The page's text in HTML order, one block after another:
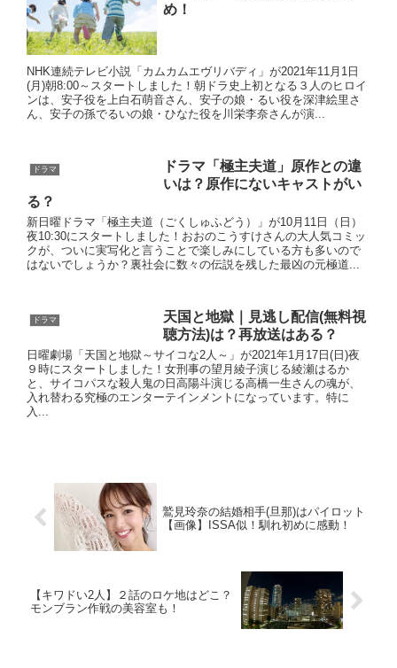
め！
NHK連続テレビ小説「カムカムエヴリバディ」が2021年11月1日
(月)朝8:00～スタートしました！朝ドラ史上初となる３人のヒロイ
ンは、安子役を上白石萌音さん、安子の娘・るい役を深津絵里さ
ん、安子の孫でるいの娘・ひなた役を川栄李奈さんが演...
ドラマ
ドラマ「極主夫道」原作との違
いは？原作にないキャストがい
る？
新日曜ドラマ「極主夫道（ごくしゅふどう）」が10月11日（日）
夜10:30にスタートしました！おおのこうすけさんの大人気コミッ
クが、ついに実写化と言うことで楽しみにしている方も多いので
はないでしょうか？裏社会に数々の伝説を残した最凶の元極道...
ドラマ
天国と地獄｜見逃し配信(無料視
聴方法)は？再放送はある？
日曜劇場「天国と地獄～サイコな2人～」が2021年1月17日(日)夜
９時にスタートしました！女刑事の望月綾子演じる綾瀬はるか
と、サイコパスな殺人鬼の日高陽斗演じる高橋一生さんの魂が、
入れ替わる究極のエンターテインメントになっています。特に
入...
鷲見玲奈の結婚相手(旦那)はパイロット
【画像】ISSA似！馴れ初めに感動！
【キワドい2人】２話のロケ地はどこ？
モンブラン作戦の美容室も！